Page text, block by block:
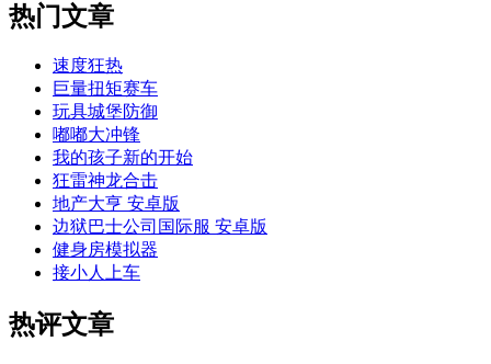
热门文章
速度狂热
巨量扭矩赛车
玩具城堡防御
嘟嘟大冲锋
我的孩子新的开始
狂雷神龙合击
地产大亨 安卓版
边狱巴士公司国际服 安卓版
健身房模拟器
接小人上车
热评文章